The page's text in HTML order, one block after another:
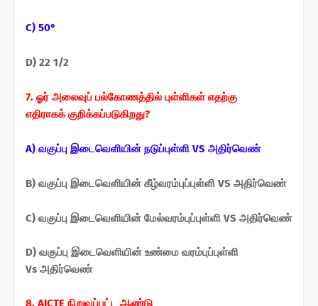
C) 50°
D) 22 1/2
7. ஓர் அலைவுப் பல்கோணத்தில் புள்ளிகள் எதற்கு
எதிராகக்குறிக்கப்படுகிறது?
A) வகுப்பு இடைவெளியின் நடுப்புள்ளி VS அதிர்வெண்
B) வகுப்பு இடைவெளியின் கீழ்வரம்புப்புள்ளி VS அதிர்வெண்
C) வகுப்பு இடைவெளியின் மேல்வரம்புப்புள்ளி VS அதிர்வெண்
D) வகுப்பு இடைவெளியின் உண்மை வரம்புப்புள்ளி
Vs அதிர்வெண்
8. AICTE நிறுவப்பட்ட ஆண்டு